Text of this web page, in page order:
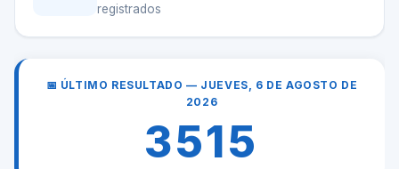
registrados
📅 ÚLTIMO RESULTADO — JUEVES, 6 DE AGOSTO DE
2026
3515